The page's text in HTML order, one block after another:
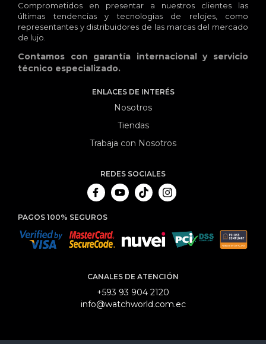
Comprometidos en presentar a nuestros clientes las
últimas tendencias y tecnologias de relojes, como
representantes y distribuidores de las marcas del mercado
de lujo.
Contamos con garantía internacional y servicio
técnico especializado.
ENLACES DE INTERÉS
Nosotros
Tiendas
Trabaja con Nosotros
REDES SOCIALES
PAGOS 100% SEGUROS
CANALES DE ATENCIÓN
+593 93 904 2120
info@watchworld.com.ec